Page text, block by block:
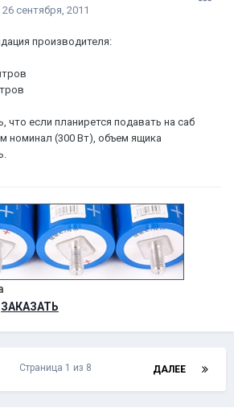
26 сентября, 2011
производителя:
что если планирется подавать на саб
номинал (300 Вт), объем ящика
ЗАКАЗАТЬ
ДАЛЕЕ
Страница 1 из 8